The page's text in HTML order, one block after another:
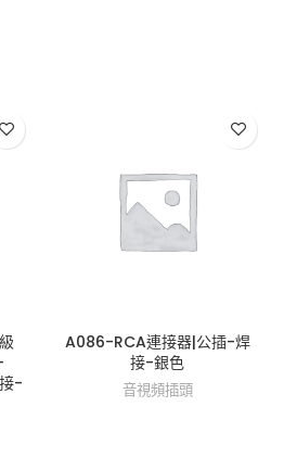
-
A086-RCA連接器|公插-焊
接-銀色
音視頻插頭